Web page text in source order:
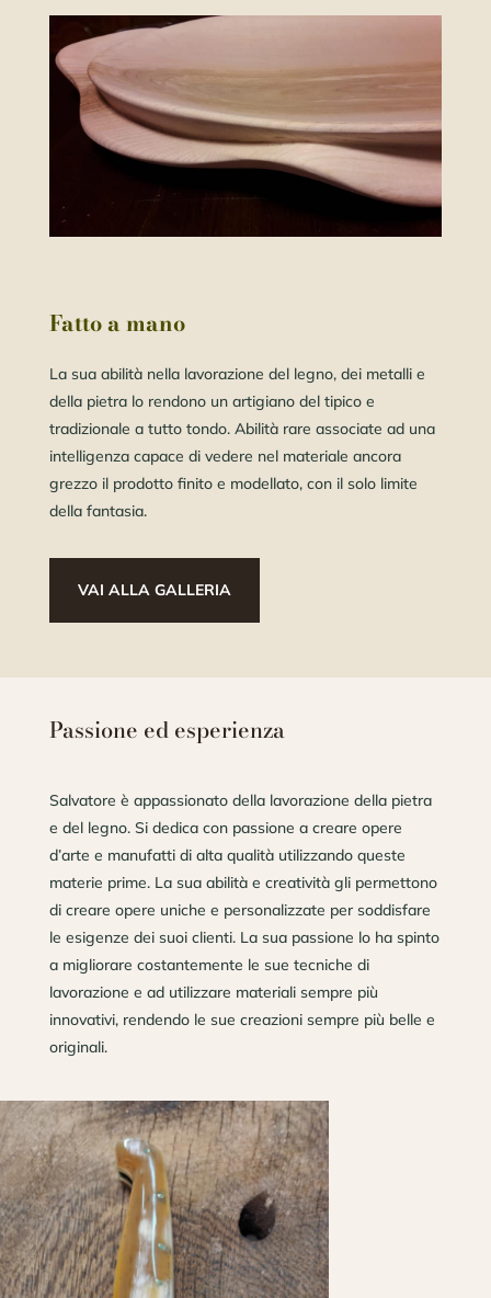
Fatto a mano
La sua abilità nella lavorazione del legno, dei metalli e
della pietra lo rendono un artigiano del tipico e
tradizionale a tutto tondo. Abilità rare associate ad una
intelligenza capace di vedere nel materiale ancora
grezzo il prodotto finito e modellato, con il solo limite
della fantasia.
VAI ALLA GALLERIA
Passione ed esperienza
Salvatore è appassionato della lavorazione della pietra
e del legno. Si dedica con passione a creare opere
d’arte e manufatti di alta qualità utilizzando queste
materie prime. La sua abilità e creatività gli permettono
di creare opere uniche e personalizzate per soddisfare
le esigenze dei suoi clienti. La sua passione lo ha spinto
a migliorare costantemente le sue tecniche di
lavorazione e ad utilizzare materiali sempre più
innovativi, rendendo le sue creazioni sempre più belle e
originali.